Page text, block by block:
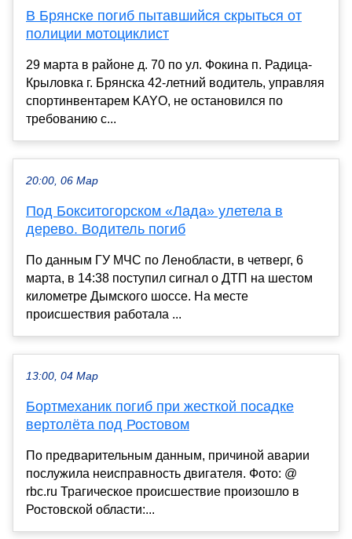
В Брянске погиб пытавшийся скрыться от
полиции мотоциклист
29 марта в районе д. 70 по ул. Фокина п. Радица-
Крыловка г. Брянска 42-летний водитель, управляя
спортинвентарем KAYO, не остановился по
требованию с...
20:00, 06 Мар
Под Бокситогорском «Лада» улетела в
дерево. Водитель погиб
По данным ГУ МЧС по Ленобласти, в четверг, 6
марта, в 14:38 поступил сигнал о ДТП на шестом
километре Дымского шоссе. На месте
происшествия работала ...
13:00, 04 Мар
Бортмеханик погиб при жесткой посадке
вертолёта под Ростовом
По предварительным данным, причиной аварии
послужила неисправность двигателя. Фото: @
rbc.ru Трагическое происшествие произошло в
Ростовской области:...